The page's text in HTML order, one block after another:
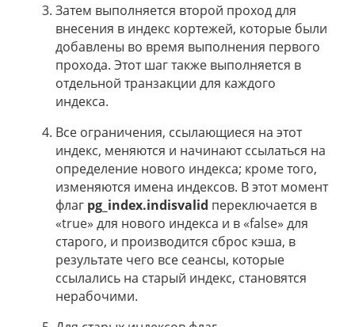
Затем выполняется второй проход для
внесения в индекс кортежей, которые были
добавлены во время выполнения первого
прохода. Этот шаг также выполняется в
отдельной транзакции для каждого
индекса.
Все ограничения, ссылающиеся на этот
индекс, меняются и начинают ссылаться на
определение нового индекса; кроме того,
изменяются имена индексов. В этот момент
флаг pg_index.indisvalid переключается в
«true» для нового индекса и в «false» для
старого, и производится сброс кэша, в
результате чего все сеансы, которые
ссылались на старый индекс, становятся
нерабочими.